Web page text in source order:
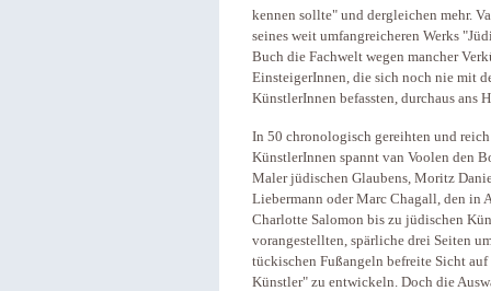
kennen sollte" und dergleichen mehr.
seines weit umfangreicheren Werks
Buch die Fachwelt wegen mancher
EinsteigerInnen, die sich noch nie mit
KünstlerInnen befassten, durchaus ans
In 50 chronologisch gereihten und
KünstlerInnen spannt van Voolen den
Maler jüdischen Glaubens, Moritz
Liebermann oder Marc Chagall, den in
Charlotte Salomon bis zu jüdischen
vorangestellten, spärliche drei Seiten
tückischen Fußangeln befreite Sicht
Künstler" zu entwickeln. Doch die